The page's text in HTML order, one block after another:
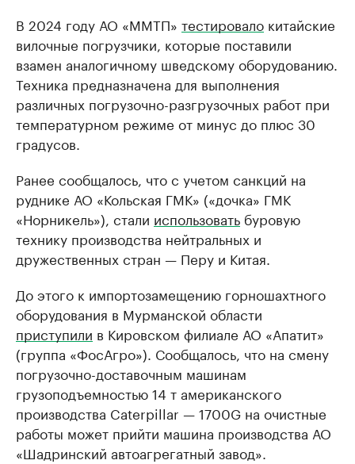
В 2024 году АО «ММТП» тестировало китайские
вилочные погрузчики, которые поставили
взамен аналогичному шведскому оборудованию.
Техника предназначена для выполнения
различных погрузочно-разгрузочных работ при
температурном режиме от минус до плюс 30
градусов.
Ранее сообщалось, что с учетом санкций на
руднике АО «Кольская ГМК» («дочка» ГМК
«Норникель»), стали использовать буровую
технику производства нейтральных и
дружественных стран — Перу и Китая.
До этого к импортозамещению горношахтного
оборудования в Мурманской области
приступили в Кировском филиале АО «Апатит»
(группа «ФосАгро»). Сообщалось, что на смену
погрузочно-доставочным машинам
грузоподъемностью 14 т американского
производства Caterpillar — 1700G на очистные
работы может прийти машина производства АО
«Шадринский автоагрегатный завод».